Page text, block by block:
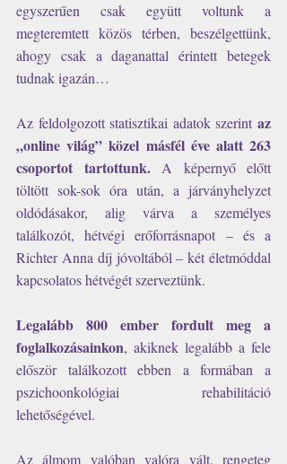
egyszerűen csak együtt voltunk a
megteremtett közös térben, beszélgettünk,
ahogy csak a daganattal érintett betegek
tudnak igazán…
Az feldolgozott statisztikai adatok szerint az
„online világ” közel másfél éve alatt 263
csoportot tartottunk. A képernyő előtt
töltött sok-sok óra után, a járványhelyzet
oldódásakor, alig várva a személyes
találkozót, hétvégi erőforrásnapot – és a
Richter Anna díj jóvoltából – két életmóddal
kapcsolatos hétvégét szerveztünk.
Legalább 800 ember fordult meg a
foglalkozásainkon, akiknek legalább a fele
először találkozott ebben a formában a
pszichoonkológiai rehabilitáció
lehetőségével.
Az álmom valóban valóra vált, rengeteg